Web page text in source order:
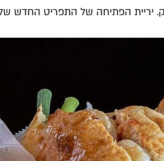
הפתיחה של התפריט החדש